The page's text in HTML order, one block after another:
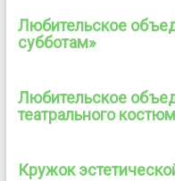
Любительское
субботам»
Любительское
театрального
Кружок